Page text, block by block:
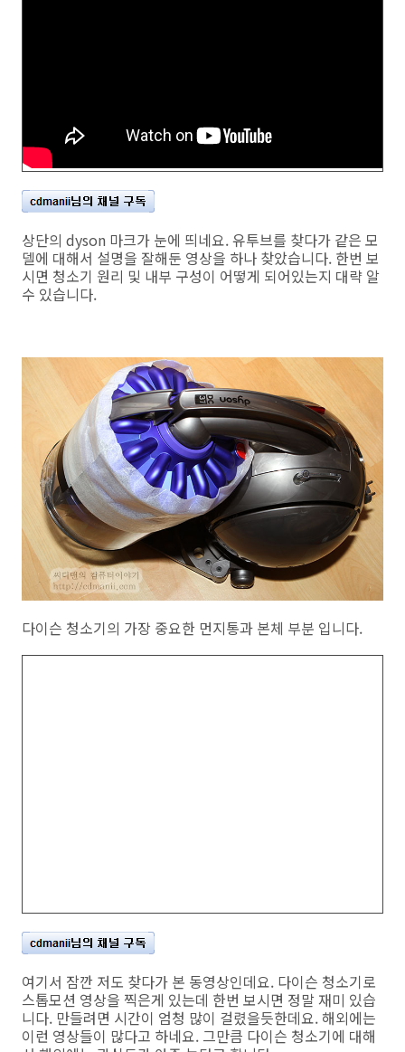
상단의 dyson 마크가 눈에 띄네요. 유투브를 찾다가 같은 모
델에 대해서 설명을 잘해둔 영상을 하나 찾았습니다. 한번 보
시면 청소기 원리 및 내부 구성이 어떻게 되어있는지 대략 알
수 있습니다.
다이슨 청소기의 가장 중요한 먼지통과 본체 부분 입니다.
여기서 잠깐 저도 찾다가 본 동영상인데요. 다이슨 청소기로
스톱모션 영상을 찍은게 있는데 한번 보시면 정말 재미 있습
니다. 만들려면 시간이 엄청 많이 걸렸을듯한데요. 해외에는
이런 영상들이 많다고 하네요. 그만큼 다이슨 청소기에 대해